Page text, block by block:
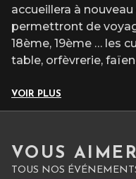
accueillera à
permettront de
18ème, 19ème … les
table, orfèvrerie,
VOIR PLUS
VOUS
TOUS NOS